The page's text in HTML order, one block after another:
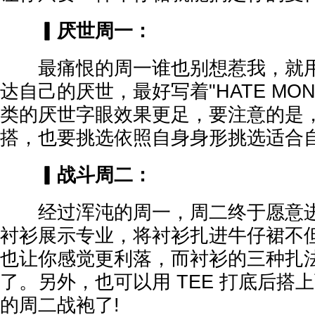
▎厌世周一：
最痛恨的周一谁也别想惹我，就
达自己的厌世，最好写着"HATE
类的厌世字眼效果更足，要注意的是
搭，也要挑选依照自身身形挑选适合
▎战斗周二：
经过浑沌的周一，周二终于愿意
衬衫展示专业，将衬衫扎进牛仔裙不
也让你感觉更利落，而衬衫的三种扎
了。另外，也可以用 TEE 打底后搭
的周二战袍了!